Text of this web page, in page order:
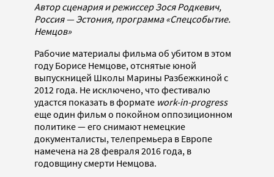
Автор сценария и режиссер Зося Родкевич,
Россия — Эстония, программа «Спецсобытие.
Немцов»
Рабочие материалы фильма об убитом в этом
году Борисе Немцове, отснятые юной
выпускницей Школы Марины Разбежкиной с
2012 года. Не исключено, что фестивалю
удастся показать в формате work-in-progress
еще один фильм о покойном оппозиционном
политике — его снимают немецкие
документалисты, телепремьера в Европе
намечена на 28 февраля 2016 года, в
годовщину смерти Немцова.